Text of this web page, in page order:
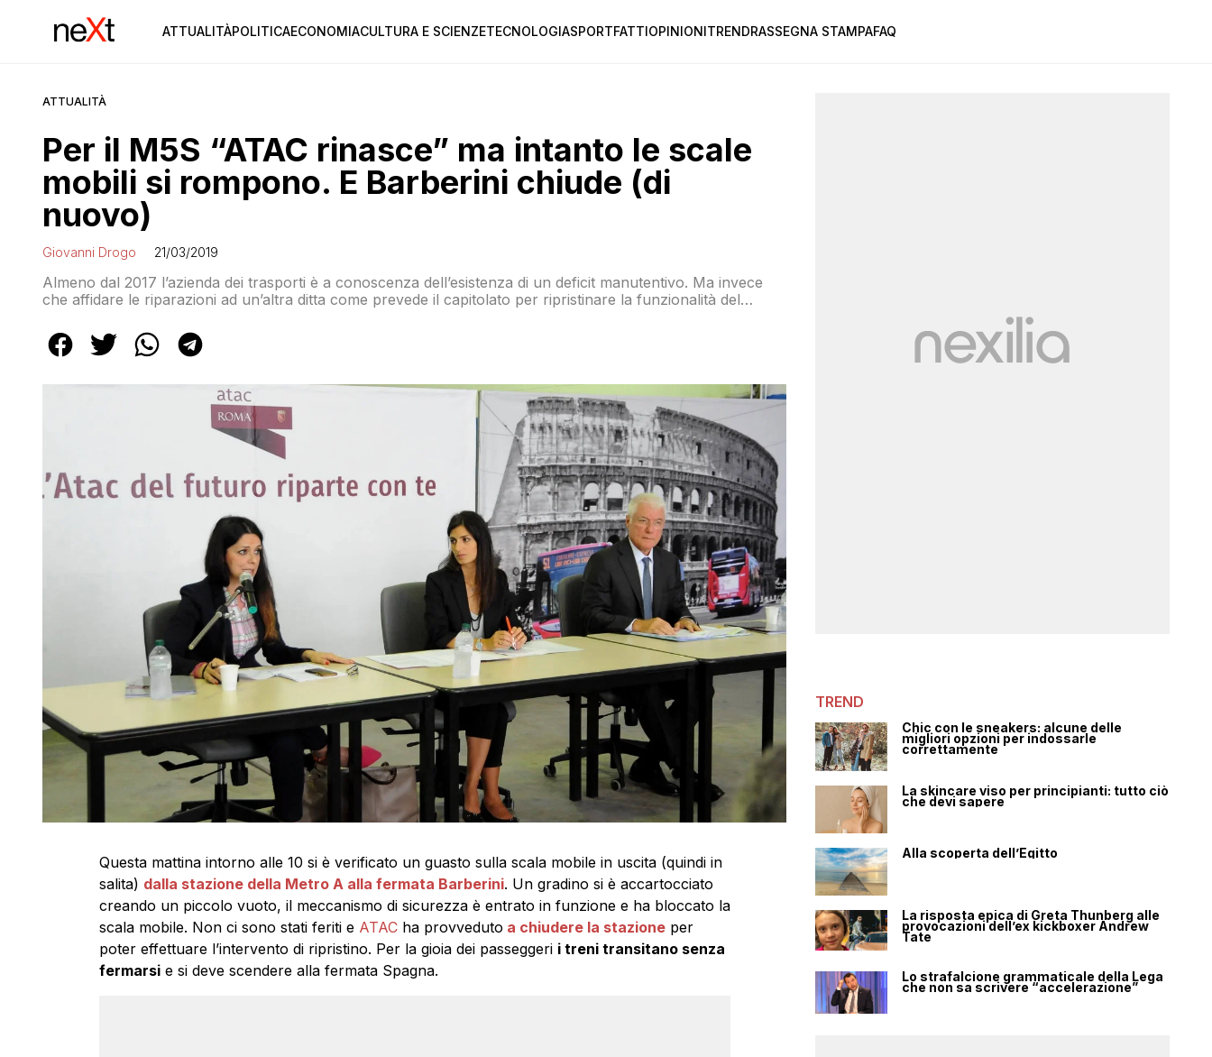
ATTUALITÀPOLITICAECONOMIACULTURA E SCIENZETECNOLOGIASPORTFATTIOPINIONITRENDRASSEGNA STAMPAFAQ
ATTUALITÀ
Per il M5S “ATAC rinasce” ma intanto le scale
mobili si rompono. E Barberini chiude (di
nuovo)
Giovanni Drogo 21/03/2019
Almeno dal 2017 l’azienda dei trasporti è a conoscenza dell’esistenza di un deficit manutentivo. Ma invece
che affidare le riparazioni ad un’altra ditta come prevede il capitolato per ripristinare la funzionalità del
Questa mattina intorno alle 10 si è verificato un guasto sulla scala mobile in uscita (quindi in
salita) dalla stazione della Metro A alla fermata Barberini. Un gradino si è accartocciato
creando un piccolo vuoto, il meccanismo di sicurezza è entrato in funzione e ha bloccato la
scala mobile. Non ci sono stati feriti e ATACha provveduto a chiudere la stazioneper
poter effettuare l’intervento di ripristino. Per la gioia dei passeggeri i treni transitano senza
fermarsie si deve scendere alla fermata Spagna.
TREND
Chic con le sneakers: alcune delle
migliori opzioni per indossarle
correttamente
La skincare viso per principianti: tutto ciò
che devi sapere
Alla scoperta dell’Egitto
La risposta epica di Greta Thunberg alle
provocazioni dell’ex kickboxer Andrew
Tate
Lo strafalcione grammaticale della Lega
che non sa scrivere “accelerazione”